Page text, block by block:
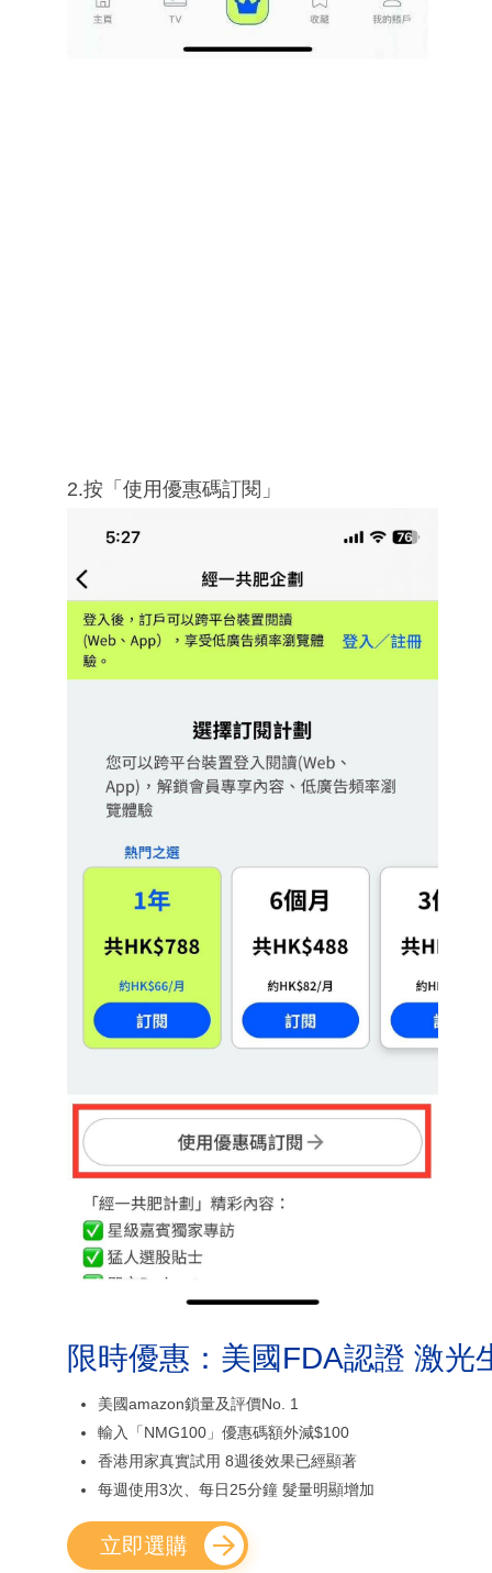
2.按「使用優惠碼訂閱」
限時優惠：美國FDA認證 激光
美國amazon鎖量及評價No. 1
輸入「NMG100」優惠碼額外減$100
香港用家真實試用 8週後效果已經顯著
每週使用3次、每日25分鐘 髮量明顯增加
立即選購